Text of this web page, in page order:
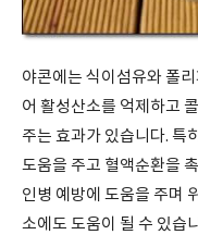
야콘에는 식이섬유와 폴
어 활성산소를 억제하고
주는 효과가 있습니다. 특
도움을 주고 혈액순환을
인병 예방에 도움을 주며
소에도 도움이 될 수 있습